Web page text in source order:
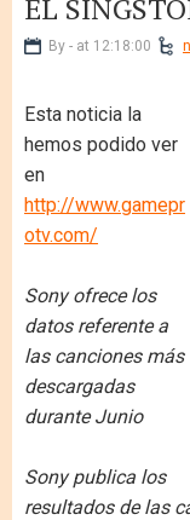
EL
By - at 12:18:00
Esta noticia la
hemos podido ver
en
http://www.gamepr
otv.com/
Sony ofrece los
datos referente a
las canciones más
descargadas
durante Junio
Sony publica los
resultados de las